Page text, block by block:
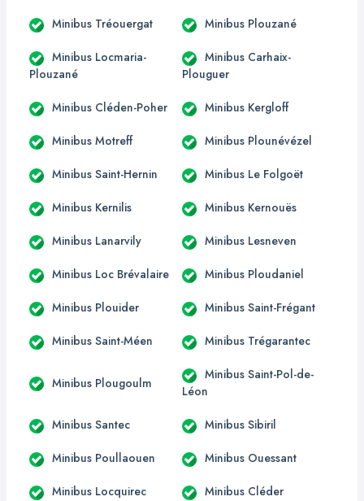
Minibus Tréouergat Minibus Plouzané
Minibus Locmaria-
Plouzané
Minibus Carhaix-
Plouguer
Minibus Cléden-Poher Minibus Kergloff
Minibus Motreff Minibus Plounévézel
Minibus Saint-Hernin Minibus Le Folgoët
Minibus Kernilis Minibus Kernouës
Minibus Lanarvily Minibus Lesneven
Minibus Loc Brévalaire Minibus Ploudaniel
Minibus Plouider Minibus Saint-Frégant
Minibus Saint-Méen Minibus Trégarantec
Minibus Plougoulm
Minibus Saint-Pol-de-
Léon
Minibus Santec Minibus Sibiril
Minibus Poullaouen Minibus Ouessant
Minibus Locquirec Minibus Cléder